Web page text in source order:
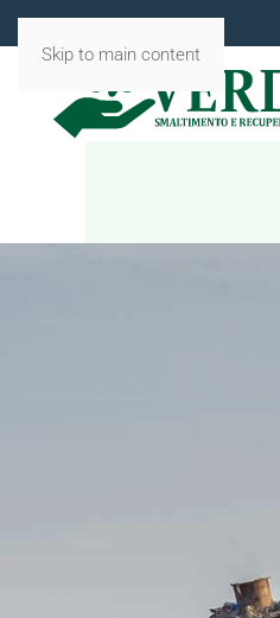
Skip to main content